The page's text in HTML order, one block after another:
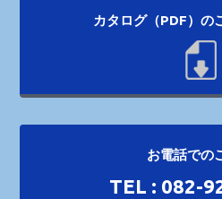
カタログ（PDF）の
お電話での
TEL : 082-